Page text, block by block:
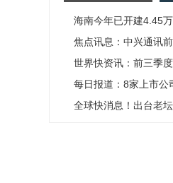
海南今年已开建4.45
焦点讯息：中兴通讯
900亿元 第二曲线业
世界快资讯：前三季
场总体呈增长态势
每日报道：8家上市公
分红41.48亿元 苏泊尔
全球快消息！出台老